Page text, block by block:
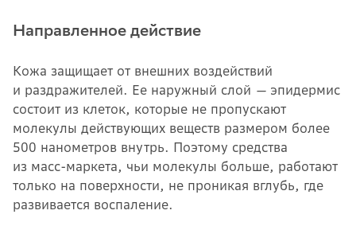
Направленное действие
Кожа защищает от внешних воздействий
и раздражителей. Ее наружный слой — эпидермис
состоит из клеток, которые не пропускают
молекулы действующих веществ размером более
500 нанометров внутрь. Поэтому средства
из масс-маркета, чьи молекулы больше, работают
только на поверхности, не проникая вглубь, где
развивается воспаление.